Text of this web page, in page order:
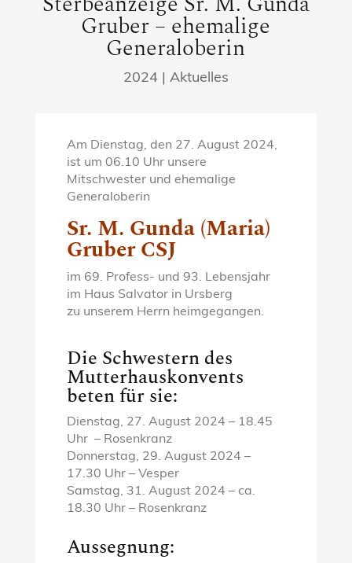
Gruber – ehemalige
Generaloberin
2024| Aktuelles
Am Dienstag, den 27. August 2024,
ist um 06.10 Uhr unsere
Mitschwester und ehemalige
Generaloberin
Sr. M. Gunda (Maria)
Gruber CSJ
im 69. Profess- und 93. Lebensjahr
im Haus Salvator in Ursberg
zu unserem Herrn heimgegangen.
Die Schwestern des
Mutterhauskonvents
beten für sie:
Dienstag, 27. August 2024 – 18.45
Uhr – Rosenkranz
Donnerstag, 29. August 2024 –
17.30 Uhr – Vesper
Samstag, 31. August 2024 – ca.
18.30 Uhr – Rosenkranz
Aussegnung: